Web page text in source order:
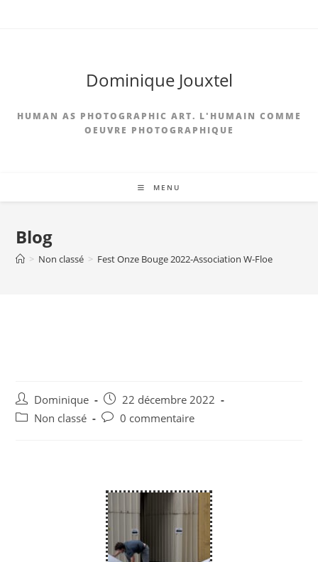
Dominique Jouxtel
HUMAN AS PHOTOGRAPHIC ART. L'HUMAIN COMME
OEUVRE PHOTOGRAPHIQUE
MENU
Blog
> Non classé > Fest Onze Bouge 2022-Association W-Floe
Dominique
22 décembre 2022
Non classé
0 commentaire